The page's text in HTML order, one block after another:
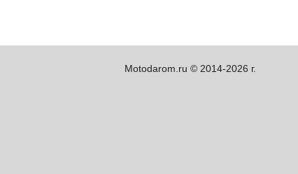
Motodarom.ru © 2014-2026 г.